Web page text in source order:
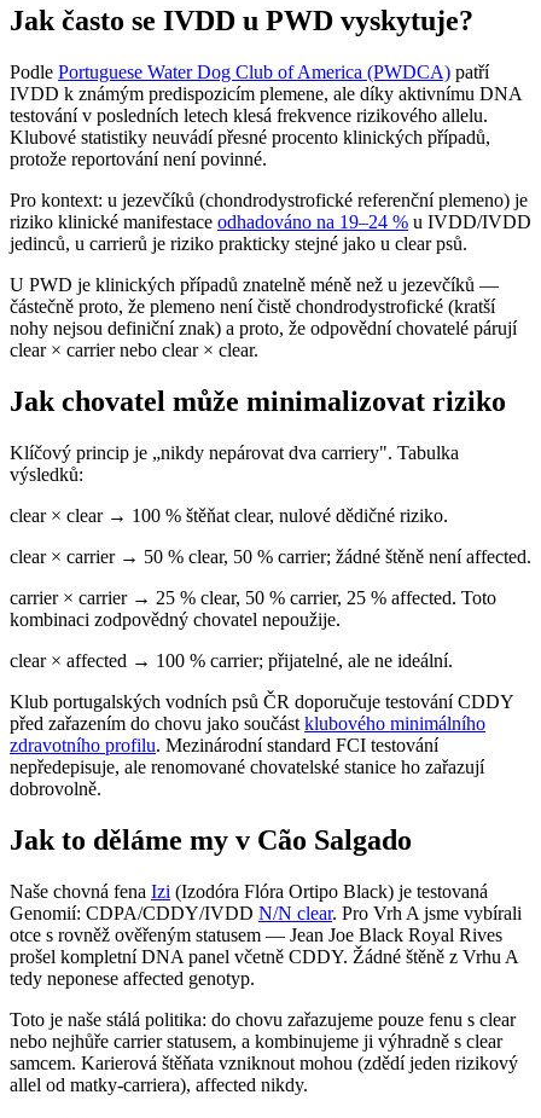
Jak často se IVDD u PWD vyskytuje?
Podle Portuguese Water Dog Club of America (PWDCA) patří
IVDD k známým predispozicím plemene, ale díky aktivnímu DNA
testování v posledních letech klesá frekvence rizikového allelu.
Klubové statistiky neuvádí přesné procento klinických případů,
protože reportování není povinné.
Pro kontext: u jezevčíků (chondrodystrofické referenční plemeno) je
riziko klinické manifestace odhadováno na 19–24 % u IVDD/IVDD
jedinců, u carrierů je riziko prakticky stejné jako u clear psů.
U PWD je klinických případů znatelně méně než u jezevčíků —
částečně proto, že plemeno není čistě chondrodystrofické (kratší
nohy nejsou definiční znak) a proto, že odpovědní chovatelé párují
clear × carrier nebo clear × clear.
Jak chovatel může minimalizovat riziko
Klíčový princip je „nikdy nepárovat dva carriery". Tabulka
výsledků:
clear × clear → 100 % štěňat clear, nulové dědičné riziko.
clear × carrier → 50 % clear, 50 % carrier; žádné štěně není affected.
carrier × carrier → 25 % clear, 50 % carrier, 25 % affected. Toto
kombinaci zodpovědný chovatel nepoužije.
clear × affected → 100 % carrier; přijatelné, ale ne ideální.
Klub portugalských vodních psů ČR doporučuje testování CDDY
před zařazením do chovu jako součást klubového minimálního
zdravotního profilu. Mezinárodní standard FCI testování
nepředepisuje, ale renomované chovatelské stanice ho zařazují
dobrovolně.
Jak to děláme my v Cão Salgado
Naše chovná fena Izi (Izodóra Flóra Ortipo Black) je testovaná
Genomií: CDPA/CDDY/IVDD N/N clear. Pro Vrh A jsme vybírali
otce s rovněž ověřeným statusem — Jean Joe Black Royal Rives
prošel kompletní DNA panel včetně CDDY. Žádné štěně z Vrhu A
tedy neponese affected genotyp.
Toto je naše stálá politika: do chovu zařazujeme pouze fenu s clear
nebo nejhůře carrier statusem, a kombinujeme ji výhradně s clear
samcem. Karierová štěňata vzniknout mohou (zdědí jeden rizikový
allel od matky-carriera), affected nikdy.